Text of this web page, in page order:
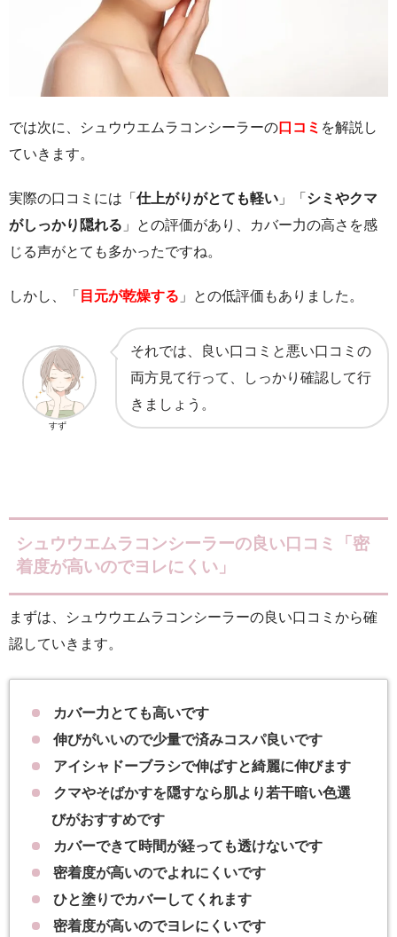
では次に、シュウウエムラコンシーラーの口コミ を解説し
ていきます。
実際の口コミには「 仕上がりがとても軽い 」「 シミやクマ
がしっかり隠れる 」との評価があり、カバー力の高さを感
じる声がとても多かったですね。
しかし、「 目元が乾燥する 」との低評価もありました。
それでは、良い口コミと悪い口コミの
両方見て行って、しっかり確認して行
きましょう。
すず
シュウウエムラコンシーラーの良い口コミ「密
着度が高いのでヨレにくい」
まずは、シュウウエムラコンシーラーの良い口コミから確
認していきます。
カバー力とても高いです
伸びがいいので少量で済みコスパ良いです
アイシャドーブラシで伸ばすと綺麗に伸びます
クマやそばかすを隠すなら肌より若干暗い色選
びがおすすめです
カバーできて時間が経っても透けないです
密着度が高いのでよれにくいです
ひと塗りでカバーしてくれます
密着度が高いのでヨレにくいです